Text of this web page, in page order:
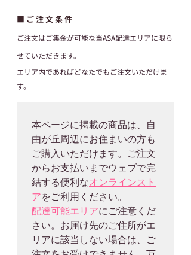
■ ご 注 文 条 件
ご注文はご集金が可能な当ASA配達エリアに限ら
せていただきます。
エリア内であればどなたでもご注文いただけま
す。
本ページに掲載の商品は、自
由が丘周辺にお住まいの方も
ご購入いただけます。ご注文
からお支払いまでウェブで完
結する便利なオンラインスト
ア
配達可能エリアにご注意くだ
さい。お届け先のご住所がエ
リアに該当しない場合は、ご